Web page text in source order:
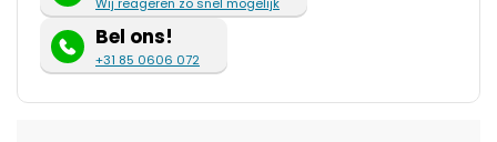
Wij reageren zo snel mogelijk
Bel ons!
+31 85 0606 072